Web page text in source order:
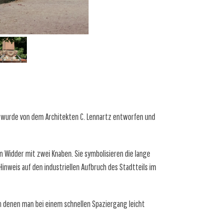
von dem Architekten C. Lennartz entworfen und
mit zwei Knaben. Sie symbolisieren die lange
auf den industriellen Aufbruch des Stadtteils im
man bei einem schnellen Spaziergang leicht